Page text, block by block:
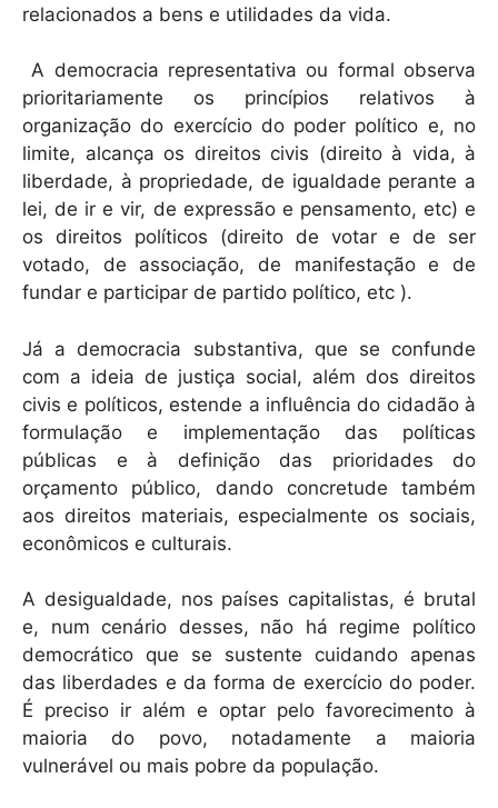
relacionados a bens e utilidades da vida.
A democracia representativa ou formal observa
prioritariamente os princípios relativos à
organização do exercício do poder político e, no
limite, alcança os direitos civis (direito à vida, à
liberdade, à propriedade, de igualdade perante a
lei, de ir e vir, de expressão e pensamento, etc) e
os direitos políticos (direito de votar e de ser
votado, de associação, de manifestação e de
fundar e participar de partido político, etc ).
Já a democracia substantiva, que se confunde
com a ideia de justiça social, além dos direitos
civis e políticos, estende a influência do cidadão à
formulação e implementação das políticas
públicas e à definição das prioridades do
orçamento público, dando concretude também
aos direitos materiais, especialmente os sociais,
econômicos e culturais.
A desigualdade, nos países capitalistas, é brutal
e, num cenário desses, não há regime político
democrático que se sustente cuidando apenas
das liberdades e da forma de exercício do poder.
É preciso ir além e optar pelo favorecimento à
maioria do povo, notadamente a maioria
vulnerável ou mais pobre da população.